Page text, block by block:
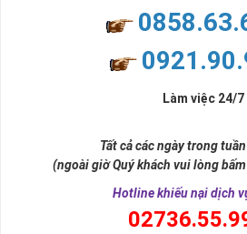
Làm việc 24/7
Tất cả các ngày trong
(ngoài giờ Quý khách vui lòng
Hotline khiếu nại dịch
0